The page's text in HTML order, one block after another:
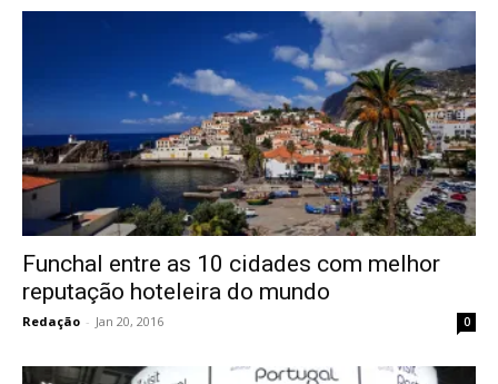
Funchal entre as 10 cidades com melhor
reputação hoteleira do mundo
Redação - Jan 20, 2016 0